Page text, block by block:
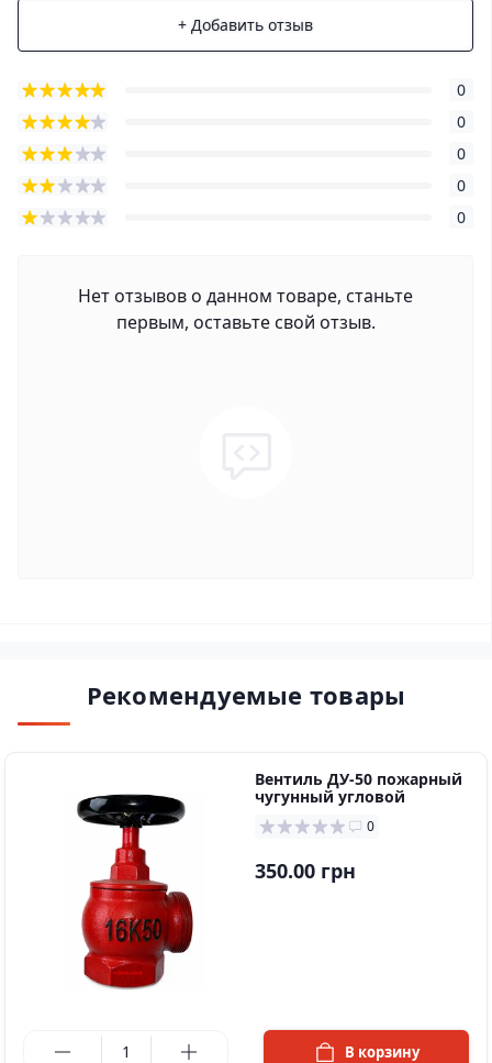
+ Добавить отзыв
0
0
0
0
0
Нет отзывов о данном товаре, станьте
первым, оставьте свой отзыв.
Рекомендуемые товары
Вентиль ДУ-50 пожарный
чугунный угловой
0
350.00 грн
В корзину